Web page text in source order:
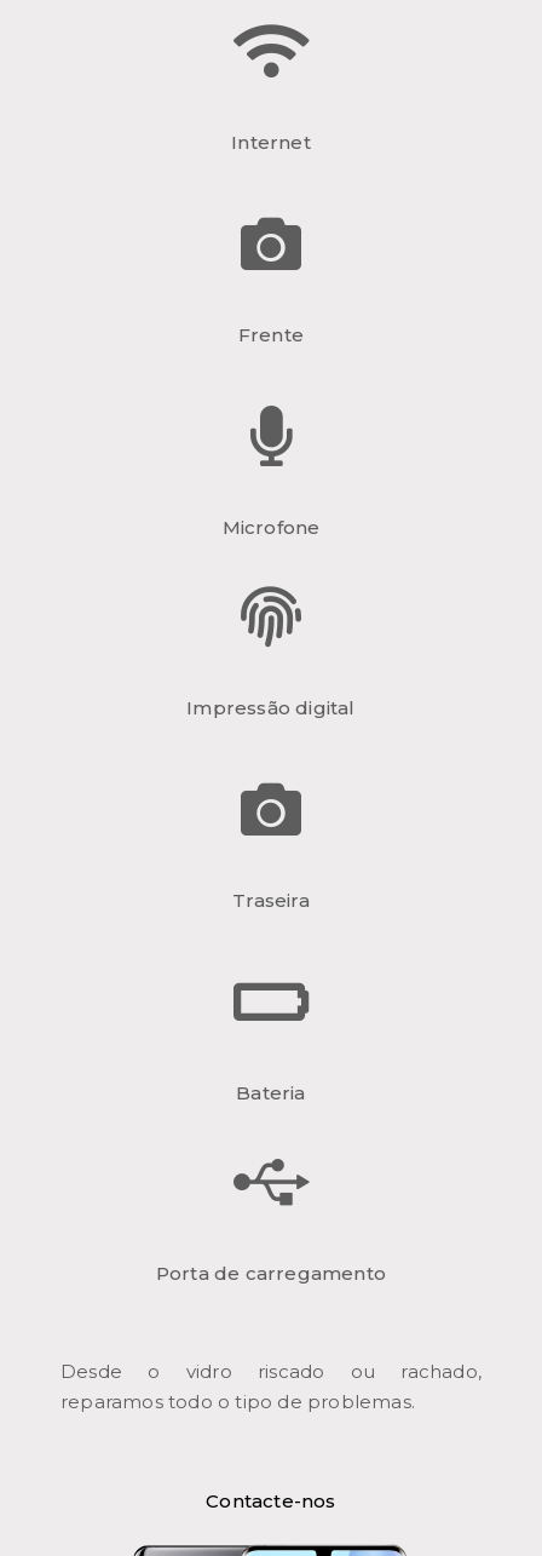
Internet
Frente
Microfone
Impressão digital
Traseira
Bateria
Porta de carregamento
Desde o vidro riscado ou rachado,
reparamos todo o tipo de problemas.
Contacte-nos